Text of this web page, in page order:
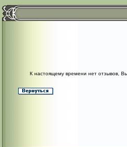
К настоящему времени нет отзывов,